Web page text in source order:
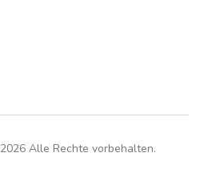
2026Alle Rechte vorbehalten.